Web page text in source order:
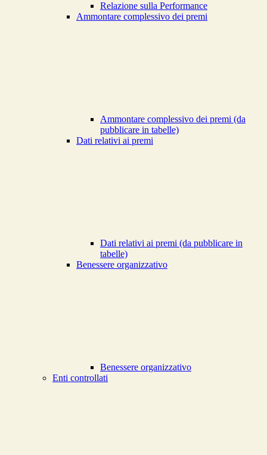
Relazione sulla Performance
Ammontare complessivo dei premi
Ammontare complessivo dei premi (da
pubblicare in tabelle)
Dati relativi ai premi
Dati relativi ai premi (da pubblicare in
tabelle)
Benessere organizzativo
Benessere organizzativo
Enti controllati